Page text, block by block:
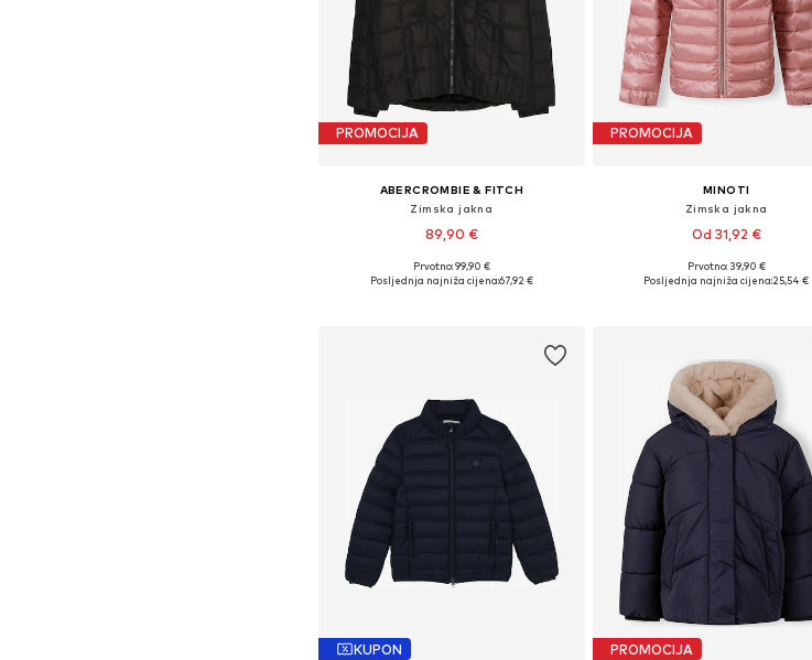
PROMOCIJA
ABERCROMBIE & FITCH
Zimska jakna
89,90 €
Dostupno u više veličina
Prvotno: 99,90 €
Posljednja najniža cijena:67,92 €
PROMOCIJA
MINOTI
Zimska jakna
Od 31,92 €
+ 1
Dostupno u više veličina
Prvotno: 39,90 €
Posljednja najniža cijena:25,54 €
KUPON PROMOCIJA